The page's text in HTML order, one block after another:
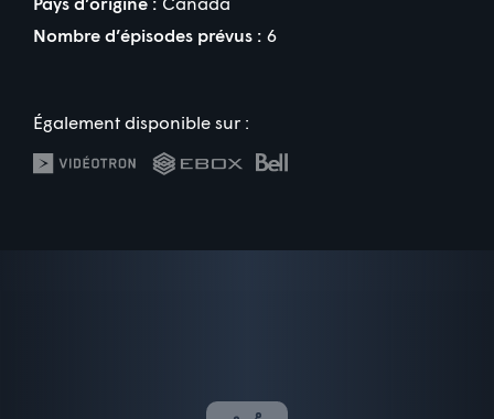
Nombre d’épisodes prévus : 6
Également disponible sur :